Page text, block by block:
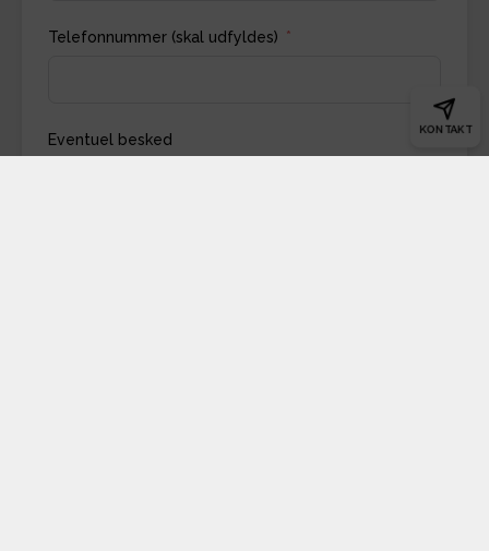
KONTAKT
Telefonnummer (skal udfyldes)
Eventuel besked